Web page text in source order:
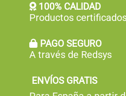
opciones
elegir
página
100% CALIDAD
Productos
PAGO SEGURO
A través de Redsys
ENVÍOS GRATIS